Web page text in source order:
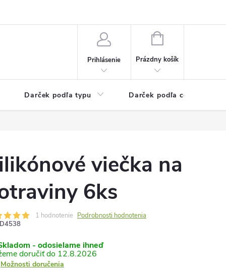
Prihlásenie
NÁKUPNÝ
Prázdny košík
Darček podľa typu Darček podľa ceny
viečka na
6ks
1 hodnotenie Podrobnosti hodnotenia
D4538
- odosielame ihneď
12.8.2026
Možnosti doručenia